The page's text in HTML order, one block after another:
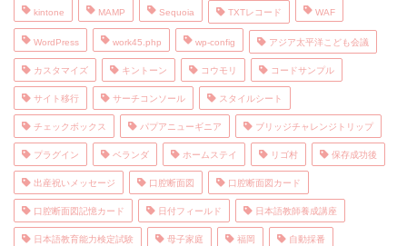
kintone MAMP Sequoia TXTレコード WAF
WordPress work45.php wp-config アジア太平洋こども会議
カスタマイズ キントーン コウモリ コードサンプル
サイト移行 サーチコンソール スタイルシート
チェックボックス パプアニューギニア ブリッジチャレンジトリップ
プラグイン ベランダ ホームステイ リゴ村 保存成功後
出産祝いメッセージ 口腔断面図 口腔断面図カード
口腔断面図記憶カード 日付フィールド 日本語教師養成講座
日本語教育能力検定試験 母子家庭 福岡 自動採番